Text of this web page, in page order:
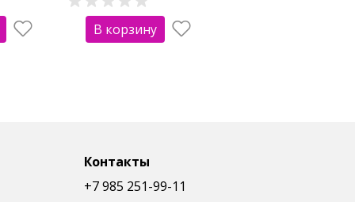
В корзину
Контакты
+7 985 251-99-11